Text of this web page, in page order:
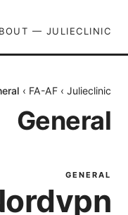
— JULIECLINIC
Julieclinic
›
FA-AF
›
General
GENERAL